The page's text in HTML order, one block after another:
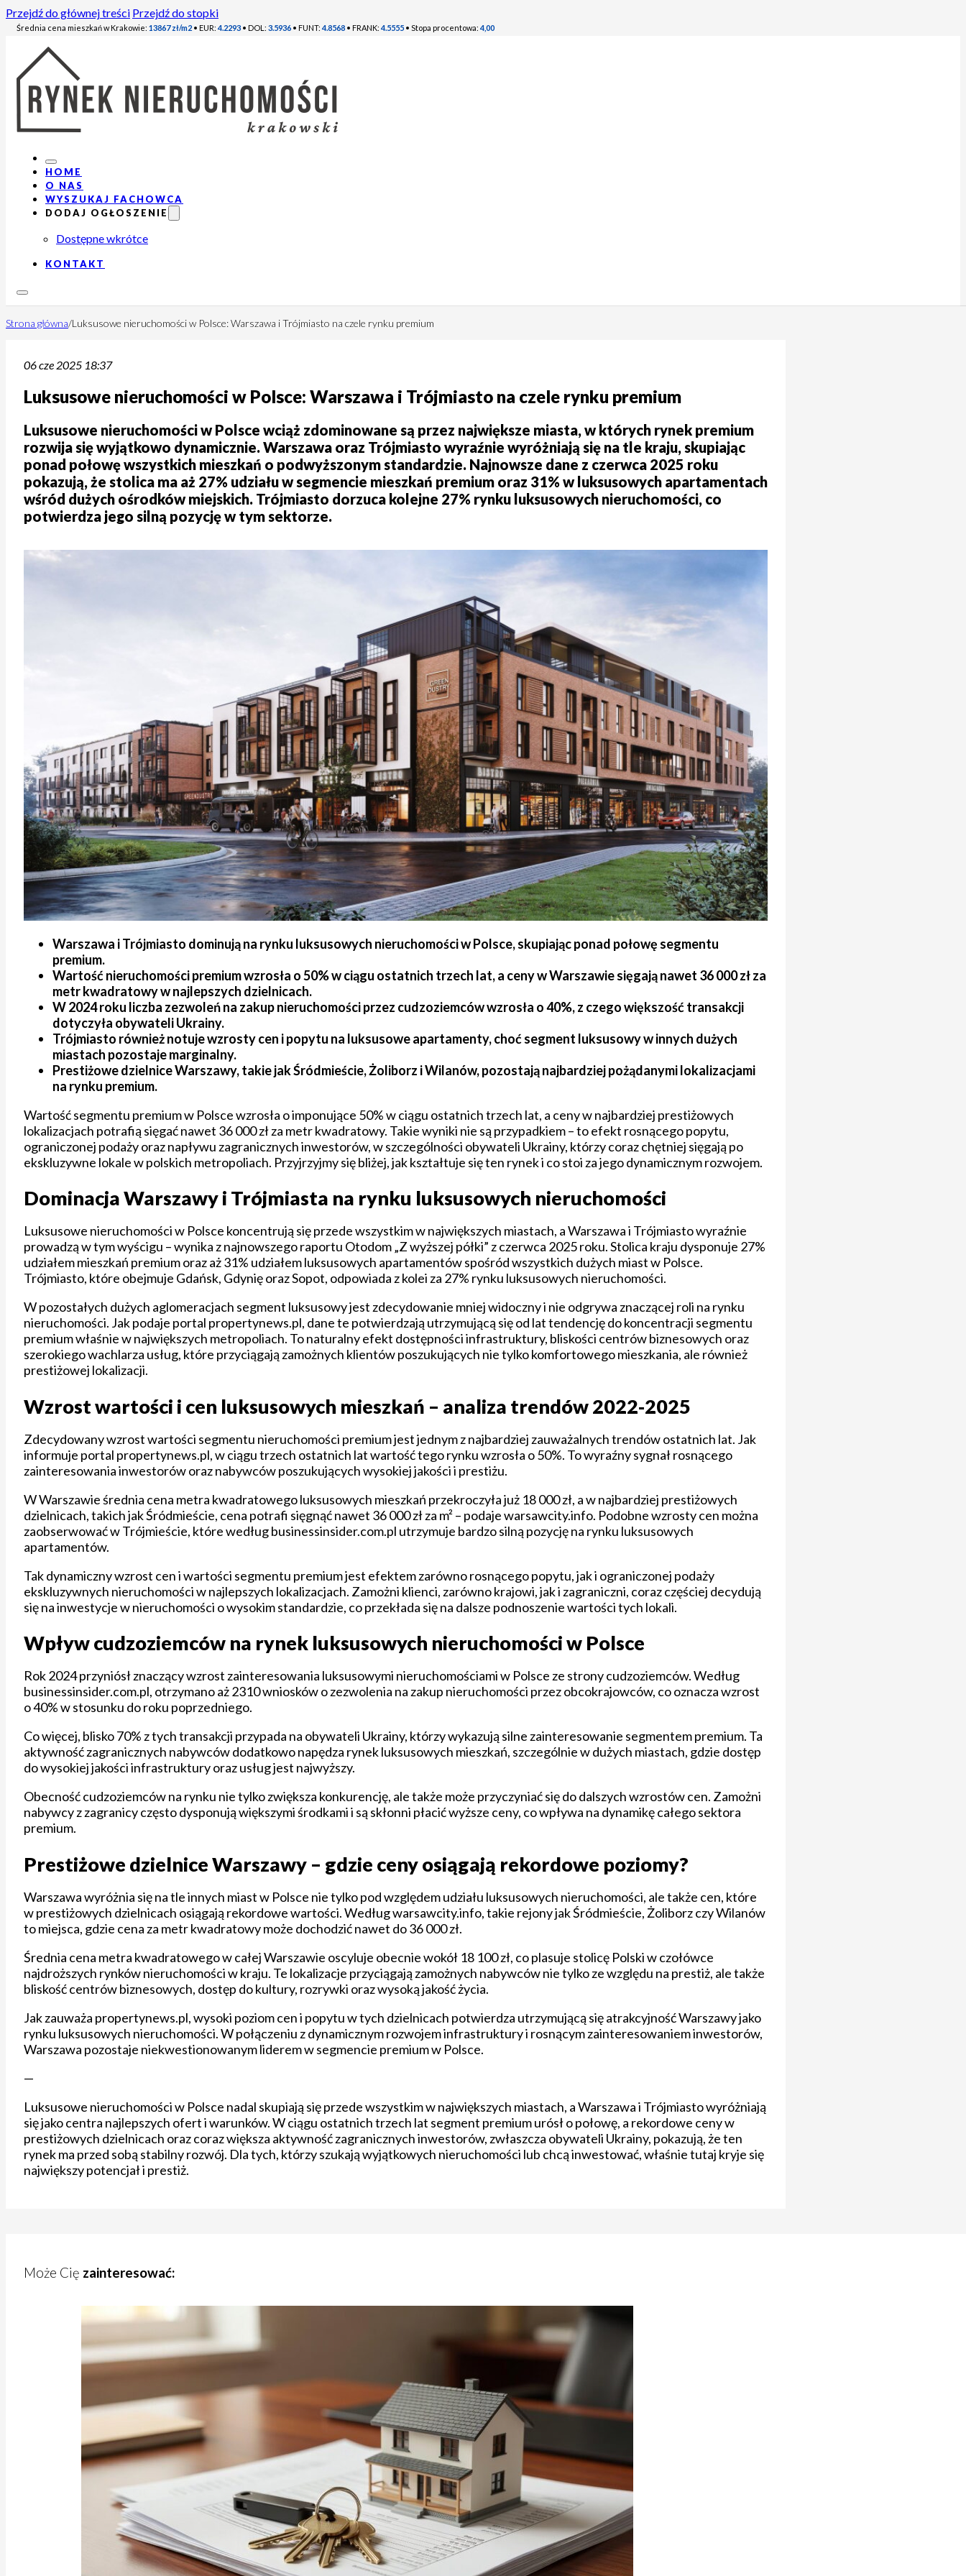
Przejdź do głównej treści Przejdź do stopki
Średnia cena mieszkań w Krakowie: 13867 zł/m2 • EUR: 4.2293 • DOL: 3.5936 • FUNT: 4.8568 • FRANK: 4.5555 • Stopa procentowa: 4,00
HOME
O NAS
WYSZUKAJ FACHOWCA
DODAJ OGŁOSZENIE
Dostępne wkrótce
KONTAKT
Strona główna/Luksusowe nieruchomości w Polsce: Warszawa i Trójmiasto na czele rynku premium
06 cze 2025 18:37
Luksusowe nieruchomości w Polsce: Warszawa i Trójmiasto na czele rynku premium
Luksusowe nieruchomości w Polsce wciąż zdominowane są przez największe miasta, w których rynek premium
rozwija się wyjątkowo dynamicznie. Warszawa oraz Trójmiasto wyraźnie wyróżniają się na tle kraju, skupiając
ponad połowę wszystkich mieszkań o podwyższonym standardzie. Najnowsze dane z czerwca 2025 roku
pokazują, że stolica ma aż 27% udziału w segmencie mieszkań premium oraz 31% w luksusowych apartamentach
wśród dużych ośrodków miejskich. Trójmiasto dorzuca kolejne 27% rynku luksusowych nieruchomości, co
potwierdza jego silną pozycję w tym sektorze.
Warszawa i Trójmiasto dominują na rynku luksusowych nieruchomości w Polsce, skupiając ponad połowę segmentu
premium.
Wartość nieruchomości premium wzrosła o 50% w ciągu ostatnich trzech lat, a ceny w Warszawie sięgają nawet 36 000 zł za
metr kwadratowy w najlepszych dzielnicach.
W 2024 roku liczba zezwoleń na zakup nieruchomości przez cudzoziemców wzrosła o 40%, z czego większość transakcji
dotyczyła obywateli Ukrainy.
Trójmiasto również notuje wzrosty cen i popytu na luksusowe apartamenty, choć segment luksusowy w innych dużych
miastach pozostaje marginalny.
Prestiżowe dzielnice Warszawy, takie jak Śródmieście, Żoliborz i Wilanów, pozostają najbardziej pożądanymi lokalizacjami
na rynku premium.
Wartość segmentu premium w Polsce wzrosła o imponujące 50% w ciągu ostatnich trzech lat, a ceny w najbardziej prestiżowych
lokalizacjach potrafią sięgać nawet 36 000 zł za metr kwadratowy. Takie wyniki nie są przypadkiem – to efekt rosnącego popytu,
ograniczonej podaży oraz napływu zagranicznych inwestorów, w szczególności obywateli Ukrainy, którzy coraz chętniej sięgają po
ekskluzywne lokale w polskich metropoliach. Przyjrzyjmy się bliżej, jak kształtuje się ten rynek i co stoi za jego dynamicznym rozwojem.
Dominacja Warszawy i Trójmiasta na rynku luksusowych nieruchomości
Luksusowe nieruchomości w Polsce koncentrują się przede wszystkim w największych miastach, a Warszawa i Trójmiasto wyraźnie
prowadzą w tym wyścigu – wynika z najnowszego raportu Otodom „Z wyższej półki” z czerwca 2025 roku. Stolica kraju dysponuje 27%
udziałem mieszkań premium oraz aż 31% udziałem luksusowych apartamentów spośród wszystkich dużych miast w Polsce.
Trójmiasto, które obejmuje Gdańsk, Gdynię oraz Sopot, odpowiada z kolei za 27% rynku luksusowych nieruchomości.
W pozostałych dużych aglomeracjach segment luksusowy jest zdecydowanie mniej widoczny i nie odgrywa znaczącej roli na rynku
nieruchomości. Jak podaje portal propertynews.pl, dane te potwierdzają utrzymującą się od lat tendencję do koncentracji segmentu
premium właśnie w największych metropoliach. To naturalny efekt dostępności infrastruktury, bliskości centrów biznesowych oraz
szerokiego wachlarza usług, które przyciągają zamożnych klientów poszukujących nie tylko komfortowego mieszkania, ale również
prestiżowej lokalizacji.
Wzrost wartości i cen luksusowych mieszkań – analiza trendów 2022-2025
Zdecydowany wzrost wartości segmentu nieruchomości premium jest jednym z najbardziej zauważalnych trendów ostatnich lat. Jak
informuje portal propertynews.pl, w ciągu trzech ostatnich lat wartość tego rynku wzrosła o 50%. To wyraźny sygnał rosnącego
zainteresowania inwestorów oraz nabywców poszukujących wysokiej jakości i prestiżu.
W Warszawie średnia cena metra kwadratowego luksusowych mieszkań przekroczyła już 18 000 zł, a w najbardziej prestiżowych
dzielnicach, takich jak Śródmieście, cena potrafi sięgnąć nawet 36 000 zł za m² – podaje warsawcity.info. Podobne wzrosty cen można
zaobserwować w Trójmieście, które według businessinsider.com.pl utrzymuje bardzo silną pozycję na rynku luksusowych
apartamentów.
Tak dynamiczny wzrost cen i wartości segmentu premium jest efektem zarówno rosnącego popytu, jak i ograniczonej podaży
ekskluzywnych nieruchomości w najlepszych lokalizacjach. Zamożni klienci, zarówno krajowi, jak i zagraniczni, coraz częściej decydują
się na inwestycje w nieruchomości o wysokim standardzie, co przekłada się na dalsze podnoszenie wartości tych lokali.
Wpływ cudzoziemców na rynek luksusowych nieruchomości w Polsce
Rok 2024 przyniósł znaczący wzrost zainteresowania luksusowymi nieruchomościami w Polsce ze strony cudzoziemców. Według
businessinsider.com.pl, otrzymano aż 2310 wniosków o zezwolenia na zakup nieruchomości przez obcokrajowców, co oznacza wzrost
o 40% w stosunku do roku poprzedniego.
Co więcej, blisko 70% z tych transakcji przypada na obywateli Ukrainy, którzy wykazują silne zainteresowanie segmentem premium. Ta
aktywność zagranicznych nabywców dodatkowo napędza rynek luksusowych mieszkań, szczególnie w dużych miastach, gdzie dostęp
do wysokiej jakości infrastruktury oraz usług jest najwyższy.
Obecność cudzoziemców na rynku nie tylko zwiększa konkurencję, ale także może przyczyniać się do dalszych wzrostów cen. Zamożni
nabywcy z zagranicy często dysponują większymi środkami i są skłonni płacić wyższe ceny, co wpływa na dynamikę całego sektora
premium.
Prestiżowe dzielnice Warszawy – gdzie ceny osiągają rekordowe poziomy?
Warszawa wyróżnia się na tle innych miast w Polsce nie tylko pod względem udziału luksusowych nieruchomości, ale także cen, które
w prestiżowych dzielnicach osiągają rekordowe wartości. Według warsawcity.info, takie rejony jak Śródmieście, Żoliborz czy Wilanów
to miejsca, gdzie cena za metr kwadratowy może dochodzić nawet do 36 000 zł.
Średnia cena metra kwadratowego w całej Warszawie oscyluje obecnie wokół 18 100 zł, co plasuje stolicę Polski w czołówce
najdroższych rynków nieruchomości w kraju. Te lokalizacje przyciągają zamożnych nabywców nie tylko ze względu na prestiż, ale także
bliskość centrów biznesowych, dostęp do kultury, rozrywki oraz wysoką jakość życia.
Jak zauważa propertynews.pl, wysoki poziom cen i popytu w tych dzielnicach potwierdza utrzymującą się atrakcyjność Warszawy jako
rynku luksusowych nieruchomości. W połączeniu z dynamicznym rozwojem infrastruktury i rosnącym zainteresowaniem inwestorów,
Warszawa pozostaje niekwestionowanym liderem w segmencie premium w Polsce.
—
Luksusowe nieruchomości w Polsce nadal skupiają się przede wszystkim w największych miastach, a Warszawa i Trójmiasto wyróżniają
się jako centra najlepszych ofert i warunków. W ciągu ostatnich trzech lat segment premium urósł o połowę, a rekordowe ceny w
prestiżowych dzielnicach oraz coraz większa aktywność zagranicznych inwestorów, zwłaszcza obywateli Ukrainy, pokazują, że ten
rynek ma przed sobą stabilny rozwój. Dla tych, którzy szukają wyjątkowych nieruchomości lub chcą inwestować, właśnie tutaj kryje się
największy potencjał i prestiż.
Może Cię zainteresować: